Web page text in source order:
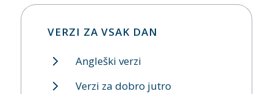
VERZI ZA VSAK DAN
Angleški verzi
Verzi za dobro jutro